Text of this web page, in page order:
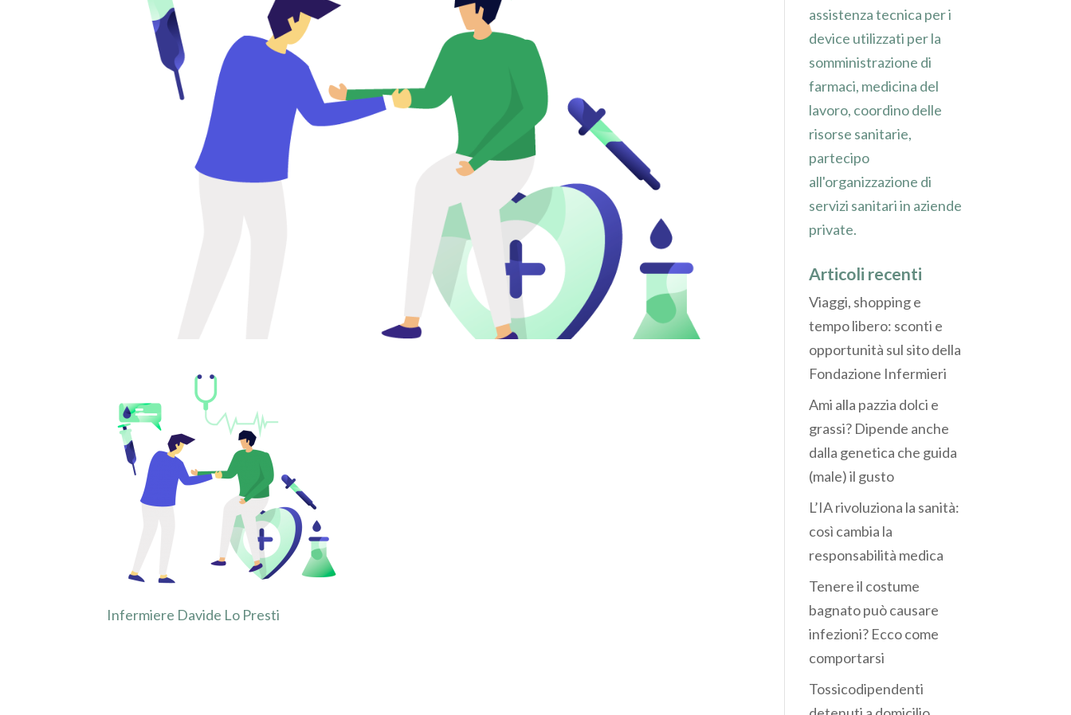
Infermiere Davide Lo Presti
assistenza tecnica per i
device utilizzati per la
somministrazione di
farmaci, medicina del
lavoro, coordino delle
risorse sanitarie,
partecipo
all'organizzazione di
servizi sanitari in aziende
private.
Articoli recenti
Viaggi, shopping e
tempo libero: sconti e
opportunità sul sito della
Fondazione Infermieri
Ami alla pazzia dolci e
grassi? Dipende anche
dalla genetica che guida
(male) il gusto
L’IA rivoluziona la sanità:
così cambia la
responsabilità medica
Tenere il costume
bagnato può causare
infezioni? Ecco come
comportarsi
Tossicodipendenti